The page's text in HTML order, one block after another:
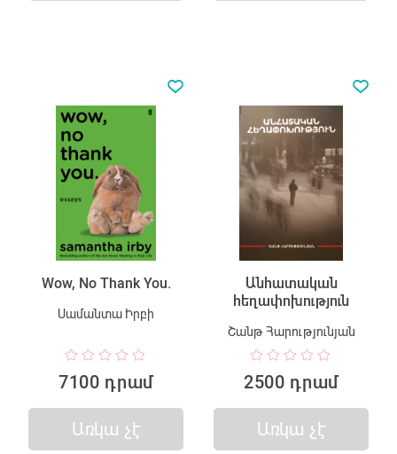
Wow, No Thank You.
Սամանտա Իրբի
7100 դրամ
Առկա չէ
Անհատական
հեղափոխություն
Շանթ Հարությունյան
2500 դրամ
Առկա չէ